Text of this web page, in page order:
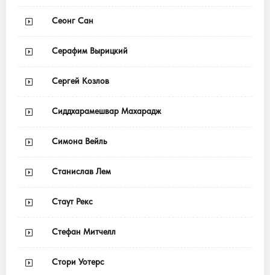
Сеонг Сан
Серафим Вырицкий
Сергей Козлов
Сиддхарамешвар Махарадж
Симона Вейль
Станислав Лем
Стаут Рекс
Стефан Митчелл
Стори Уотерс